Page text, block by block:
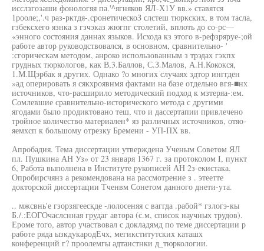
исслзгозаши фонологяя па.'^ягняков ЯЛ-Х1У вв.» ставятся
1рооле;,'.ч раз-рктдя-.сронетическоЗ слстеш тюркских, в том тасла,
гзбексхего язнка з гзчэказ жюгпг столетий, вплоть до со-рс—
«энного состояния даннах языков. Исхода кз этого в-рефзряруе-;ой
работе автор руководствовался, в основном, сравнительно- '
:сгорическам методом, анроко использованным з трэдах гэкпх
грудных тюркологов, как В,3.Баллов, С.З.Малов, А.Н.Кококся,
1.М.Щэрбак я других. Однако ?о многих случаях здтор инггден
»ад оперировать я сякхроявнмя фактами на базе отдельно вгя-■нх
источников, что-расширило методический подход к мзтеряа-:ем.
Сомлевшие сравнительно-исторического метода с другими
ягодами было продиктовано теш, что и дассертапии привлечено
тройное количество материален* яз различных источников, отяо-
яемхсп к большому отрезку Бремени - УП-ПХ вв.
Апробадия. Тема диссертации утверждена Ученым Советом ЯЛ
пл. Пушкина АН Уз» от 23 января 1367 г. за протоколом I, пункт
6, Работа выполнена в Институте рукописей АН 2з-екистака.
Опробирсчянз а рекомендована на рассмотрение з . этеетте
докторской диссертации Тченвм Сонетом данного днети-ута.
.. мжсвнь'е гзорзягеескде -лолосеняя с ваггда .рабой* гзлогэ-кы
Б./.:ЕОГОчаслснная грудаг автора (с.м, список научных трудов).
Ероме того, автор участвовал с докладямд по теме диссертации р
работе ряда ызкдукародЕчх, мегикститутских каташх
конференций г? проолемгы адтаистнки д_тюркологии.